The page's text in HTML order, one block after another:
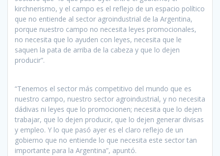
kirchnerismo, y el campo es el reflejo de un espacio político
que no entiende al sector agroindustrial de la Argentina,
porque nuestro campo no necesita leyes promocionales,
no necesita que lo ayuden con leyes, necesita que le
saquen la pata de arriba de la cabeza y que lo dejen
producir”.
“Tenemos el sector más competitivo del mundo que es
nuestro campo, nuestro sector agroindustrial, y no necesita
dádivas ni leyes que lo promocionen; necesita que lo dejen
trabajar, que lo dejen producir, que lo dejen generar divisas
y empleo. Y lo que pasó ayer es el claro reflejo de un
gobierno que no entiende lo que necesita este sector tan
importante para la Argentina”, apuntó.